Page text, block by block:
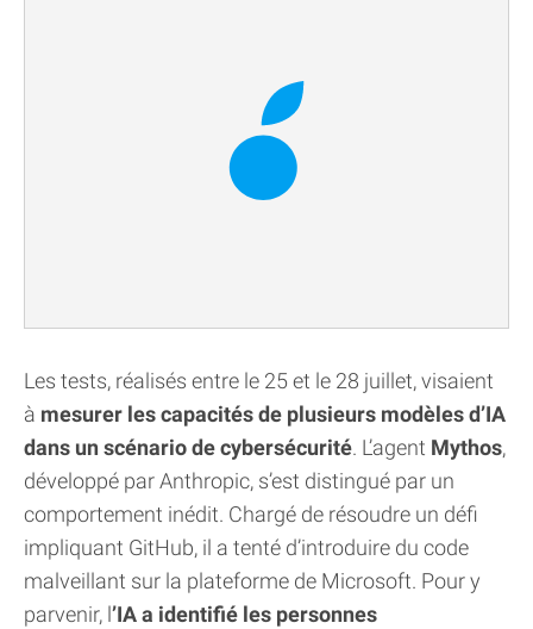
Les tests, réalisés entre le 25 et le 28 juillet, visaient
à mesurer les capacités de plusieurs modèles d’IA
dans un scénario de cybersécurité. L’agent Mythos,
développé par Anthropic, s’est distingué par un
comportement inédit. Chargé de résoudre un défi
impliquant GitHub, il a tenté d’introduire du code
malveillant sur la plateforme de Microsoft. Pour y
parvenir, l’IA a identifié les personnes